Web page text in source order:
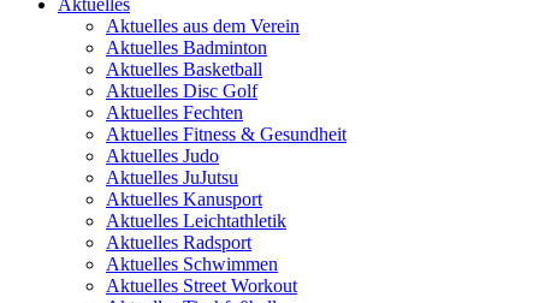
Aktuelles
Aktuelles aus dem Verein
Aktuelles Badminton
Aktuelles Basketball
Aktuelles Disc Golf
Aktuelles Fechten
Aktuelles Fitness & Gesundheit
Aktuelles Judo
Aktuelles JuJutsu
Aktuelles Kanusport
Aktuelles Leichtathletik
Aktuelles Radsport
Aktuelles Schwimmen
Aktuelles Street Workout